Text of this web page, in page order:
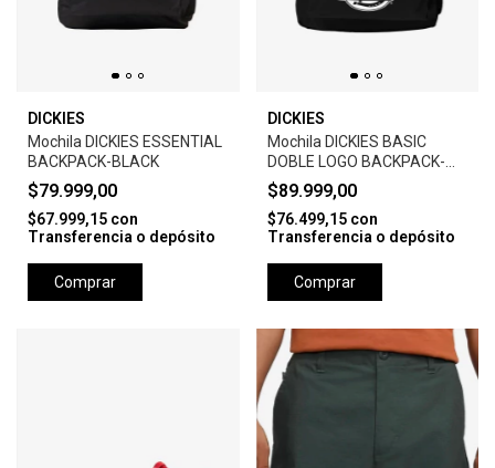
DICKIES
Mochila DICKIES ESSENTIAL
BACKPACK-BLACK
$79.999,00
$67.999,15 con
Transferencia o depósito
Comprar
DICKIES
Mochila DICKIES BASIC
DOBLE LOGO BACKPACK-
BLACK
$89.999,00
$76.499,15 con
Transferencia o depósito
Comprar